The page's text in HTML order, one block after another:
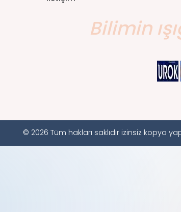
Bilimin
© 2026 Tüm hakları saklıdır izinsiz kopya